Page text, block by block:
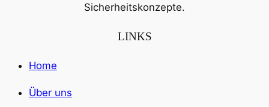
Sicherheitskonzepte.
LINKS
Home
Über uns